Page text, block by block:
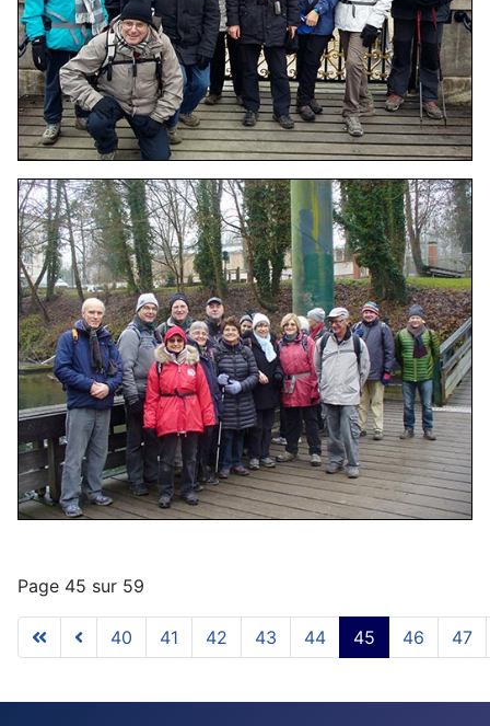
Page 45 sur 59
40 41 42 43 44 45 46 47